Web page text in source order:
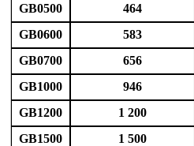
GB0500
464
GB0600
583
GB0700
656
GB1000
946
GB1200
1 200
GB1500
1 500